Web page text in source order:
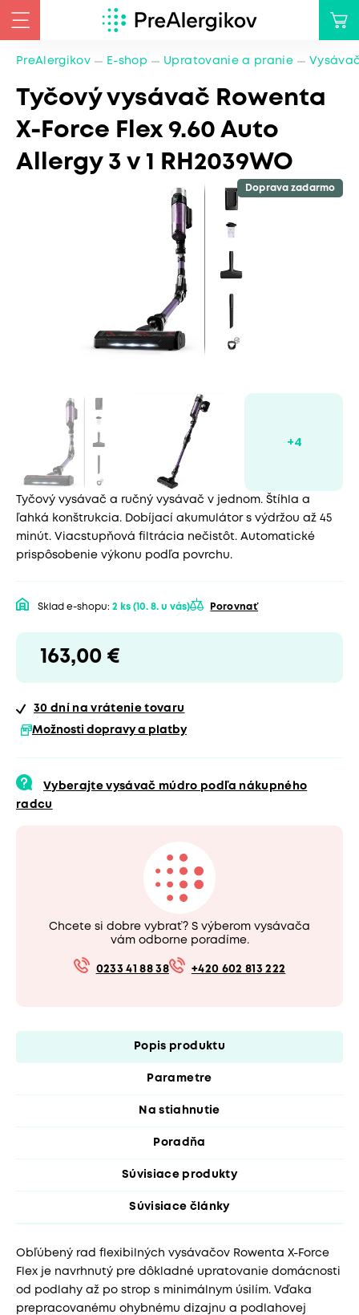
PreAlergikov E-shop Upratovanie a pranie
Tyčový vysávač Rowenta
X-Force Flex 9.60 Auto
Allergy 3 v 1 RH2039WO
Doprava zadarmo
Tyčový vysávač a ručný vysávač v jednom. Štíhla a
ľahká konštrukcia. Dobíjací akumulátor s výdržou až 45
minút. Viacstupňová filtrácia nečistôt. Automatické
prispôsobenie výkonu podľa povrchu.
Sklad e-shopu: 2 ks (10. 8. u vás) Porovnať
163,00 €
30 dní na vrátenie tovaru
Možnosti dopravy a platby
Vyberajte vysávač múdro podľa nákupného
radcu
Chcete si dobre vybrať? S výberom vysávača
vám odborne poradíme.
0233 41 88 38 +420 602 813 222
Popis produktu
Parametre
Na stiahnutie
Poradňa
Súvisiace produkty
Súvisiace články
Obľúbený rad flexibilných vysávačov Rowenta X-Force
Flex je navrhnutý pre dôkladné upratovanie domácnosti
od podlahy až po strop s minimálnym úsilím. Vďaka
prepracovanému ohybnému dizajnu a podlahovej